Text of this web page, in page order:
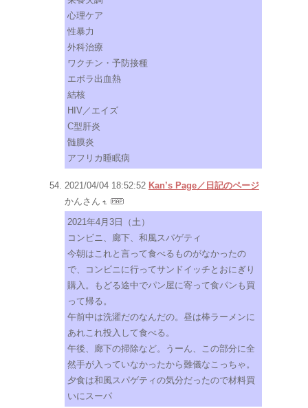
心理ケア
性暴力
外科治療
ワクチン・予防接種
エボラ出血熱
結核
HIV／エイズ
C型肝炎
髄膜炎
アフリカ睡眠病
2021/04/04 18:52:52 Kan’s Page／日記のページ
かんさん
2021年4月3日（土）
コンビニ、廊下、和風スパゲティ
今朝はこれと言って食べるものがなかったの
で、コンビニに行ってサンドイッチとおにぎり
購入。もどる途中でパン屋に寄って食パンも買
って帰る。
午前中は洗濯だのなんだの。昼は棒ラーメンに
あれこれ投入して食べる。
午後、廊下の掃除など。うーん、この部分に全
然手が入っていなかったから難儀なこっちゃ。
夕食は和風スパゲティの気分だったので材料買
いにスーパ